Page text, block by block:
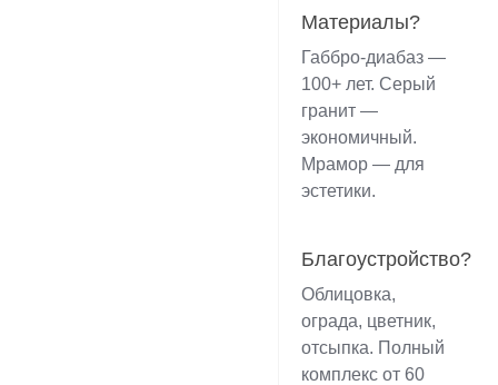
Материалы?
Габбро-диабаз —
100+ лет. Серый
гранит —
экономичный.
Мрамор — для
эстетики.
Благоустройство?
Облицовка,
ограда, цветник,
отсыпка. Полный
комплекс от 60